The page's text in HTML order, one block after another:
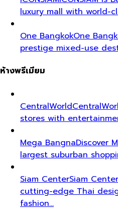
luxury mall with world-
One BangkokOne
prestige mixed-use
ห้างพรีเมียม
CentralWorld
stores with
Mega BangnaDiscover
largest suburban
Siam CenterSiam
cutting-edge Thai
fashion…